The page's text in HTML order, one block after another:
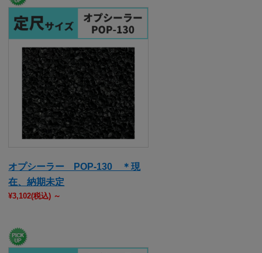
オプシーラー POP-130 ＊現
在、納期未定
¥3,102(税込) ～